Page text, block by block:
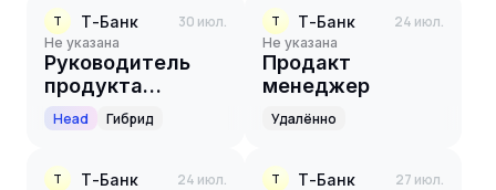
Т Т-Банк 30 июл.
Не указана
Руководитель
продукта
(корпоративный
мессенджер)
Head Гибрид
Т Т-Банк 24 июл.
Не указана
Продакт
менеджер
Удалённо
Т Т-Банк 24 июл. Т Т-Банк 27 июл.